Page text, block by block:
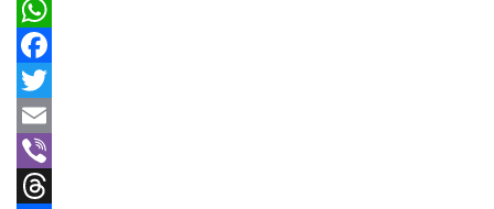
WhatsApp
Facebook
Twitter
Email
Viber